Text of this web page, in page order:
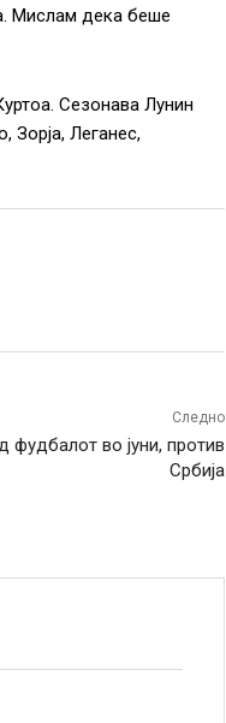
Мислам дека беше
Сезонава Лунин
Зорја, Леганес,
Следно
фудбалот во јуни, против
Србија